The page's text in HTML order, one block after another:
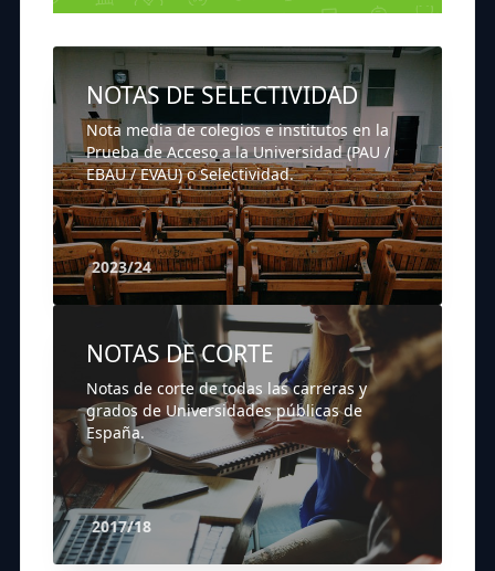
NOTAS DE SELECTIVIDAD
Nota media de colegios e institutos en la
Prueba de Acceso a la Universidad (PAU /
EBAU / EVAU) o Selectividad.
2023/24
NOTAS DE CORTE
Notas de corte de todas las carreras y
grados de Universidades públicas de
España.
2017/18